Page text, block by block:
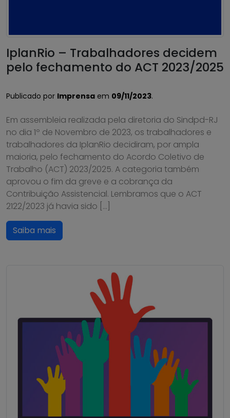
IplanRio – Trabalhadores decidem
pelo fechamento do ACT 2023/2025
Publicado por Imprensa em 09/11/2023.
Em assembleia realizada pela diretoria do Sindpd-RJ
no dia 1º de Novembro de 2023, os trabalhadores e
trabalhadores da IplanRio decidiram, por ampla
maioria, pelo fechamento do Acordo Coletivo de
Trabalho (ACT) 2023/2025. A categoria também
aprovou o fim da greve e a cobrança da
Contribuição Assistencial. Lembramos que o ACT
2122/2023 já havia sido […]
Saiba mais